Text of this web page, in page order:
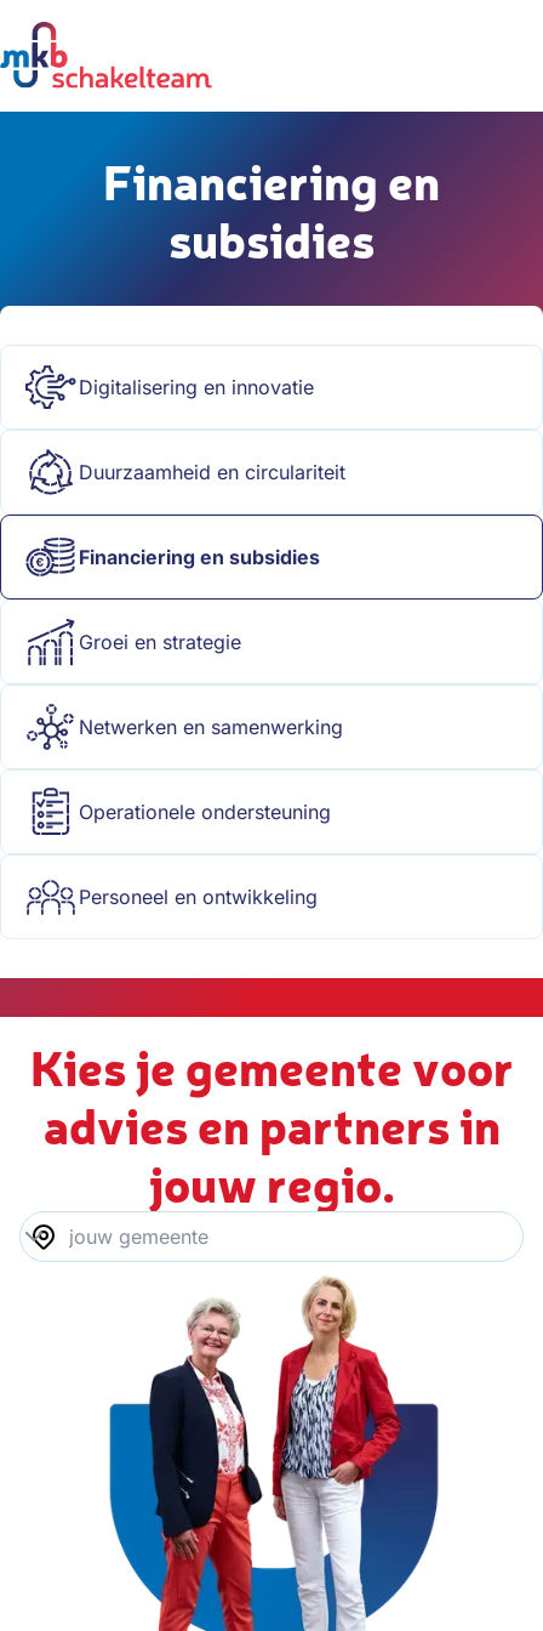
Financiering en
subsidies
Digitalisering en innovatie
Duurzaamheid en circulariteit
Financiering en subsidies
Groei en strategie
Netwerken en samenwerking
Operationele ondersteuning
Personeel en ontwikkeling
Kies je gemeente voor
advies en partners in
jouw regio.